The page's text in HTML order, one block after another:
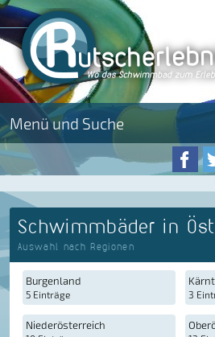
Menü und Suche
Schwimmbäder in
Auswahl nach Regionen
Burgenland
5 Einträge 3
Niederösterreich